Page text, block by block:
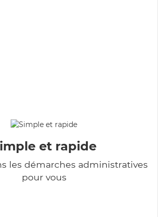
et rapide
les démarches administratives
pour vous